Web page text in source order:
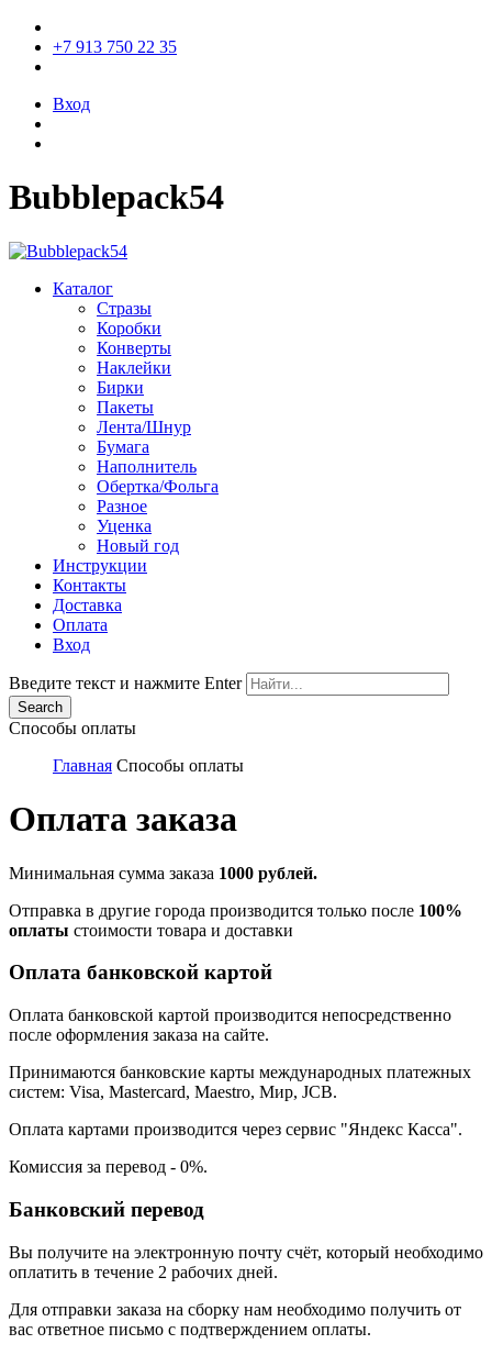
+7 913 750 22 35
Вход
Bubblepack54
Каталог
Стразы
Коробки
Конверты
Наклейки
Бирки
Пакеты
Лента/Шнур
Бумага
Наполнитель
Обертка/Фольга
Разное
Уценка
Новый год
Инструкции
Контакты
Доставка
Оплата
Вход
Введите текст и нажмите Enter
Способы оплаты
Главная Способы оплаты
Оплата заказа
Минимальная сумма заказа 1000 рублей.
Отправка в другие города производится только после 100%
оплаты стоимости товара и доставки
Оплата банковской картой
Оплата банковской картой производится непосредственно
после оформления заказа на сайте.
Принимаются банковские карты международных платежных
систем: Visa, Mastercard, Maestro, Мир, JCB.
Оплата картами производится через сервис "Яндекс Касса".
Комиссия за перевод - 0%.
Банковский перевод
Вы получите на электронную почту счёт, который необходимо
оплатить в течение 2 рабочих дней.
Для отправки заказа на сборку нам необходимо получить от
вас ответное письмо с подтверждением оплаты.